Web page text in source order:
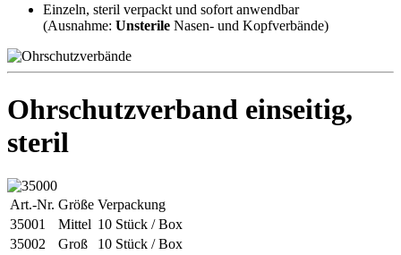
Einzeln, steril verpackt und sofort anwendbar
(Ausnahme: Unsterile Nasen- und Kopfverbände)
Ohrschutzverband einseitig,
steril
Art.-Nr. Größe Verpackung
35001
Mittel 10 Stück / Box
35002
Groß 10 Stück / Box